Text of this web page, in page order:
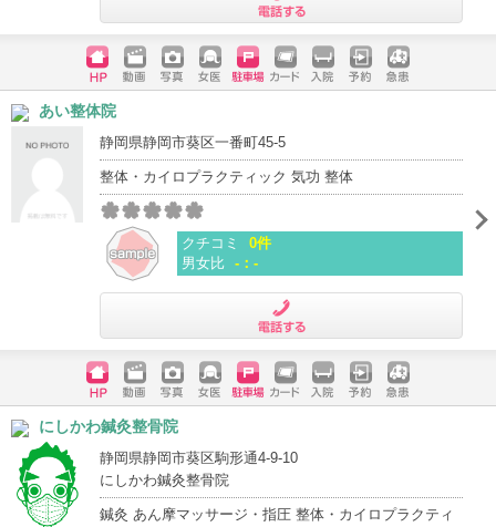
ホームペ
ージ
動画 写真 女医 駐車場
クレジッ
入院 予約 急患
あい整体院
静岡県静岡市葵区一番町45-5
整体・カイロプラクティック 気功 整体
クチコミ
0件
男女比 -：-
ホームペ
ージ
動画 写真 女医 駐車場
クレジッ
入院 予約 急患
にしかわ鍼灸整骨院
静岡県静岡市葵区駒形通4-9-10
にしかわ鍼灸整骨院
鍼灸 あん摩マッサージ・指圧 整体・カイロプラクティ